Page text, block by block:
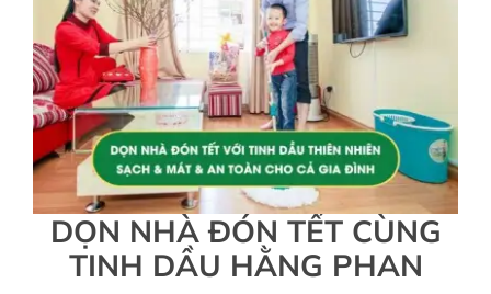
Về chúng tôi
Sản phẩm
Hệ thống đại lý
Chính sách
DỌN NHÀ ĐÓN TẾT CÙNG
TINH DẦU HẰNG PHAN